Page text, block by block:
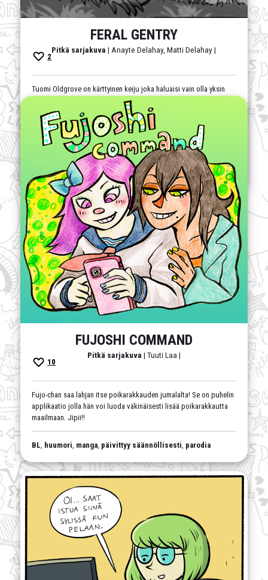
FERAL GENTRY
Pitkä sarjakuva | Anayte Delahay, Matti Delahay |
2
Tuomi Oldgrove on kärttyinen keiju joka haluaisi vain olla yksin
ihmisten keskellä ja valittaa. Feral Gentry on tarina kauniista
keijuista ja heidän pitkistä kaunoistaan, murhista, muutoksesta ja
muutosvastarinnasta. Päivittyy keskiviikkoisin mahdollisuuksien
mukaan.
englanninkielinen,fantasia,murhamysteeri,
politiikka,uuskumma
FUJOSHI COMMAND
Pitkä sarjakuva | Tuuti Laa |
10
Fujo-chan saa lahjan itse poikarakkauden jumalalta! Se on puhelin
applikaatio jolla hän voi luoda väkinäisesti lisää poikarakkautta
maailmaan. Jipii!!
BL huumori manga päivittyy säännöllisesti parodia